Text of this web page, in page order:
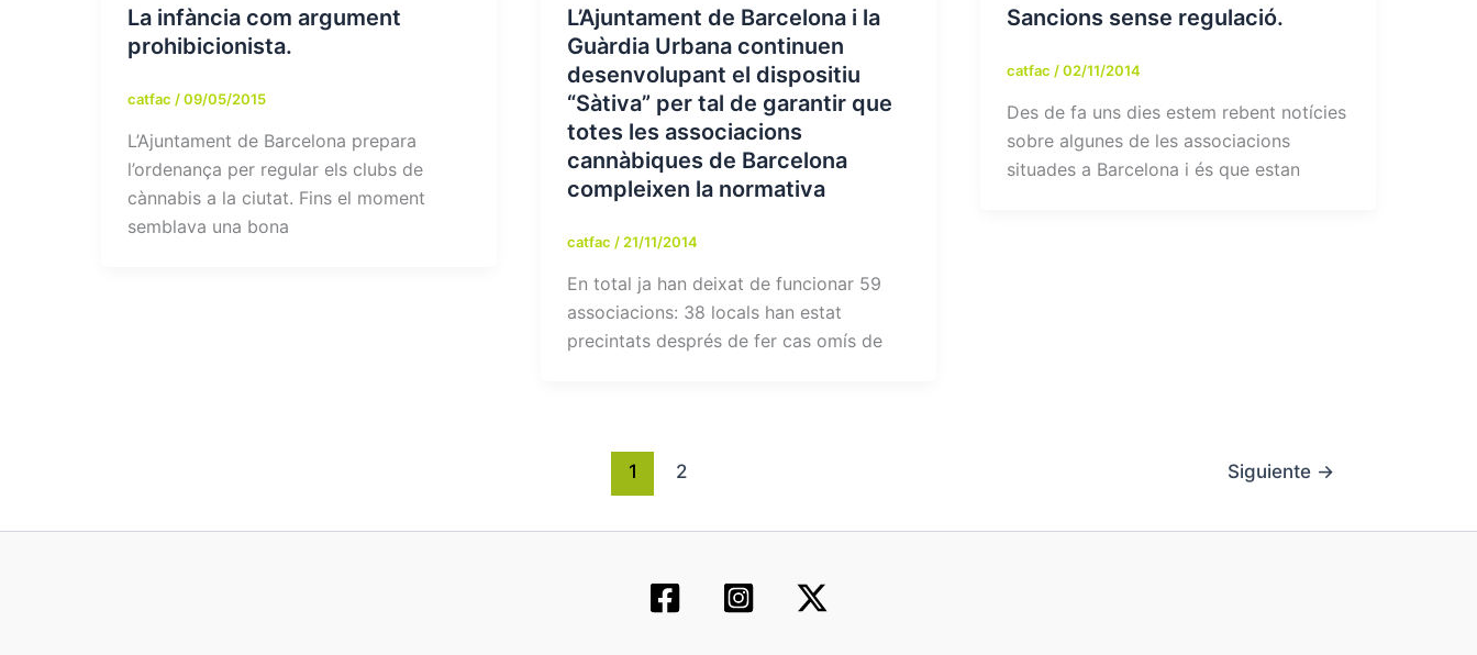
La infància com argument
prohibicionista.
catfac /09/05/2015
L’Ajuntament de Barcelona prepara
l’ordenança per regular els clubs de
cànnabis a la ciutat. Fins el moment
semblava una bona
L’Ajuntament de Barcelona i la
Guàrdia Urbana continuen
desenvolupant el dispositiu
“Sàtiva” per tal de garantir que
totes les associacions
cannàbiques de Barcelona
compleixen la normativa
catfac / 21/11/2014
En total ja han deixat de funcionar 59
associacions: 38 locals han estat
precintats després de fer cas omís de
Sancions sense regulació.
catfac /02/11/2014
Des de fa uns dies estem rebent notícies
sobre algunes de les associacions
situades a Barcelona i és que estan
1 2 Siguiente →